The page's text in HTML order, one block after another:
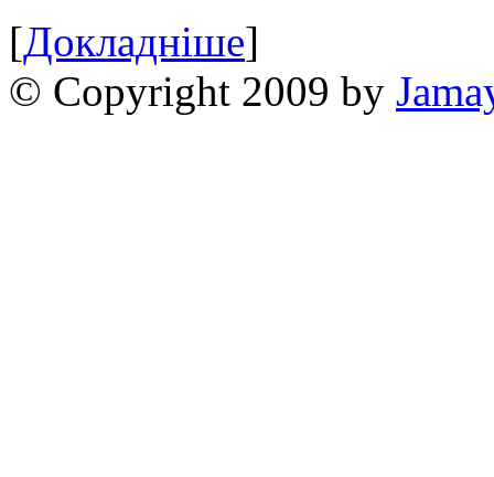
[Докладніше]
© Copyright 2009 by